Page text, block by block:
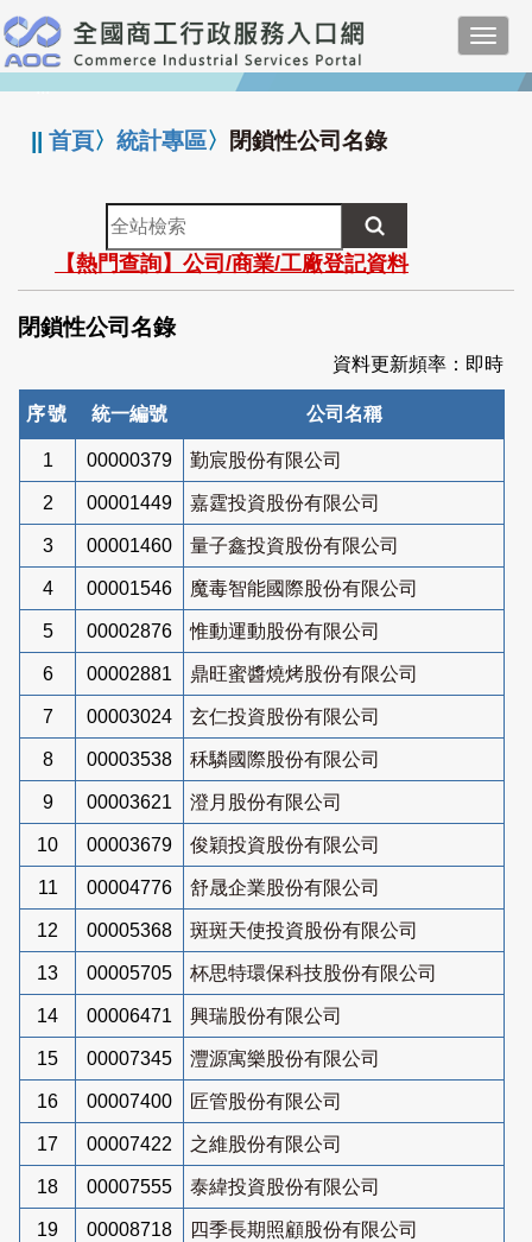
跳
到
主
要
:::
||首頁〉統計專區〉 閉鎖性公司名錄
全
站
檢
索
【熱門查詢】公司/商業/工廠登記資料
閉鎖性公司名錄
資料更新頻率：即時
序號 統一編號 公司名稱
1 00000379 勤宸股份有限公司
2 00001449 嘉霆投資股份有限公司
3 00001460 量子鑫投資股份有限公司
4 00001546 魔毒智能國際股份有限公司
5 00002876 惟動運動股份有限公司
6 00002881 鼎旺蜜醬燒烤股份有限公司
7 00003024 玄仁投資股份有限公司
8 00003538 秝驎國際股份有限公司
9 00003621 澄月股份有限公司
10 00003679 俊穎投資股份有限公司
11 00004776 舒晟企業股份有限公司
12 00005368 斑斑天使投資股份有限公司
13 00005705 杯思特環保科技股份有限公司
14 00006471 興瑞股份有限公司
15 00007345 灃源寓樂股份有限公司
16 00007400 匠管股份有限公司
17 00007422 之維股份有限公司
18 00007555 泰緯投資股份有限公司
19 00008718 四季長期照顧股份有限公司